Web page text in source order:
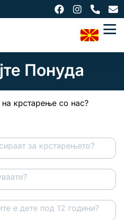
Понуда
крстарење со нас?
за крстарењето?
е дете под 12 години?